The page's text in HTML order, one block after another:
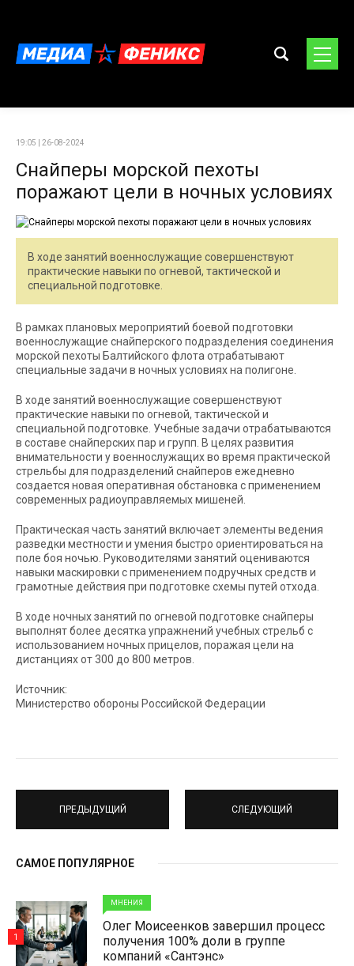
19:05 | 26-08-2024
Снайперы морской пехоты
поражают цели в ночных условиях
В ходе занятий военнослужащие совершенствуют
практические навыки по огневой, тактической и
специальной подготовке.
В рамках плановых мероприятий боевой подготовки
военнослужащие снайперского подразделения соединения
морской пехоты Балтийского флота отрабатывают
специальные задачи в ночных условиях на полигоне.
В ходе занятий военнослужащие совершенствуют
практические навыки по огневой, тактической и
специальной подготовке. Учебные задачи отрабатываются
в составе снайперских пар и групп. В целях развития
внимательности у военнослужащих во время практической
стрельбы для подразделений снайперов ежедневно
создается новая оперативная обстановка с применением
современных радиоуправляемых мишеней.
Практическая часть занятий включает элементы ведения
разведки местности и умения быстро ориентироваться на
поле боя ночью. Руководителями занятий оцениваются
навыки маскировки с применением подручных средств и
грамотные действия при подготовке схемы путей отхода.
В ходе ночных занятий по огневой подготовке снайперы
выполнят более десятка упражнений учебных стрельб с
использованием ночных прицелов, поражая цели на
дистанциях от 300 до 800 метров.
Источник:
Министерство обороны Российской Федерации
ПРЕДЫДУЩИЙ СЛЕДУЮЩИЙ
САМОЕ ПОПУЛЯРНОЕ
МНЕНИЯ
Олег Моисеенков завершил процесс
получения 100% доли в группе
компаний «Сантэнс»
1